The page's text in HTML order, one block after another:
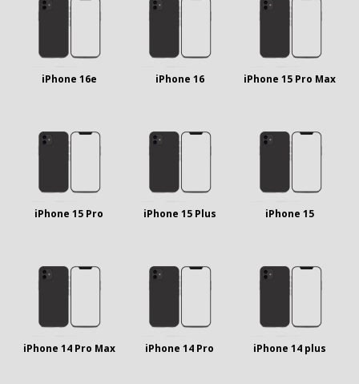
iPhone 16e iPhone 16 iPhone 15 Pro Max
iPhone 15 Pro iPhone 15 Plus iPhone 15
iPhone 14 Pro Max iPhone 14 Pro iPhone 14 plus